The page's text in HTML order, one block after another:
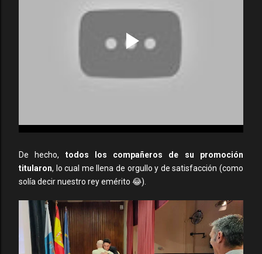
De hecho, todos los compañeros de su promoción
titularon, lo cual me llena de orgullo y de satisfacción (como
solía decir nuestro rey emérito 😂).